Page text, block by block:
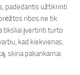
padedantis užtikrinti
ribos ne tik
tiksliai įvertinti turto
kad kiekvienas,
skiria pakankamai